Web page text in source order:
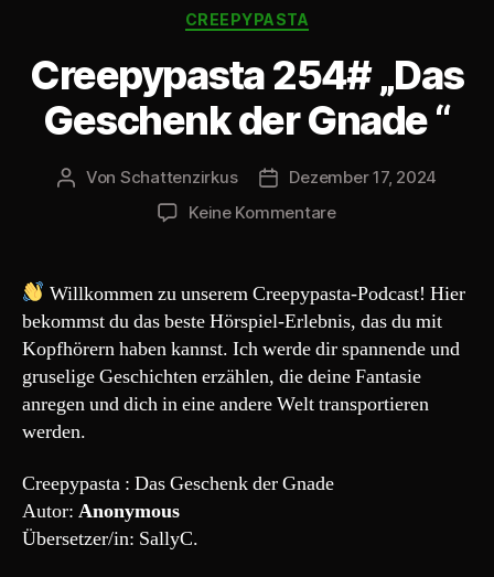
Kategorien
CREEPYPASTA
Creepypasta 254# „Das
Geschenk der Gnade “
Beitragsautor
Von Schattenzirkus Beitragsdatum
Dezember 17, 2024
Keine Kommentarezu
„Das
der
Gnade
“
Willkommen zu unserem Creepypasta-Podcast! Hier
bekommst du das beste Hörspiel-Erlebnis, das du mit
Kopfhörern haben kannst. Ich werde dir spannende und
gruselige Geschichten erzählen, die deine Fantasie
anregen und dich in eine andere Welt transportieren
werden.
Creepypasta : Das Geschenk der Gnade
Autor: Anonymous
Übersetzer/in: SallyC.